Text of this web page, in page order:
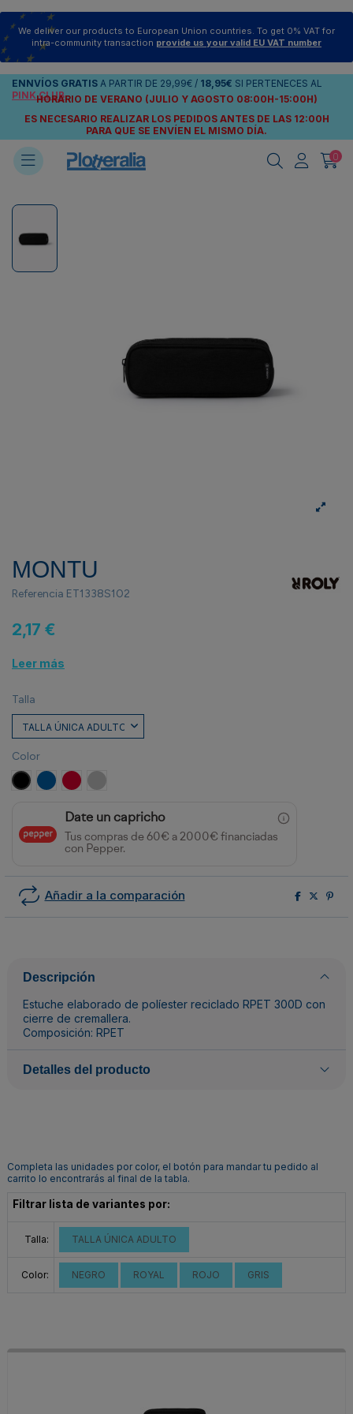
We deliver our products to European Union countries. To get 0% VAT for
intra-community transaction provide us your valid EU VAT number
ENNVÍOS GRATIS A PARTIR DE 29,99€ / 18,95€ SI PERTENECES AL
PINK CLUB
HORARIO DE VERANO (JULIO Y AGOSTO 08:00H-15:00H)
ES NECESARIO REALIZAR LOS PEDIDOS ANTES DE LAS 12:00H
PARA QUE SE ENVÍEN EL MISMO DÍA.
0
MONTU
Referencia ET1338S102
2,17 €
Leer más
Talla
Color
NEGRO ROYAL ROJO GRIS
Date un capricho
Tus compras de 60€ a 2000€ financiadas
con Pepper.
Añadir a la comparación
Descripción
Estuche elaborado de políester reciclado RPET 300D con
cierre de cremallera.
Composición: RPET
Detalles del producto
Completa las unidades por color, el botón para mandar tu pedido al
carrito lo encontrarás al final de la tabla.
Filtrar lista de variantes por:
Talla: TALLA ÚNICA ADULTO
Color: NEGRO ROYAL ROJO GRIS